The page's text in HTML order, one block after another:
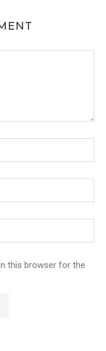
this browser for the